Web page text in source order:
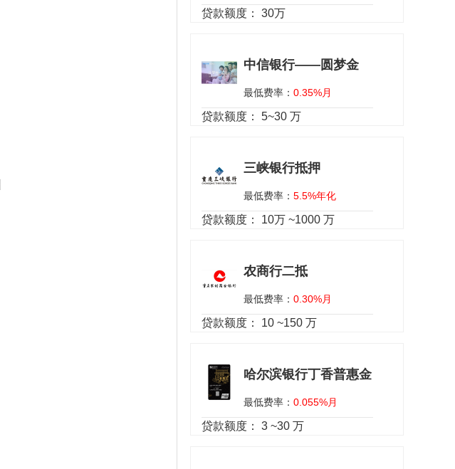
贷款额度： 30万
中信银行——圆梦金
最低费率： 0.35%月
贷款额度： 5~30 万
三峡银行抵押
最低费率： 5.5%年化
贷款额度： 10万 ~1000 万
农商行二抵
最低费率： 0.30%月
贷款额度： 10 ~150 万
哈尔滨银行丁香普惠金
最低费率： 0.055%月
贷款额度： 3 ~30 万